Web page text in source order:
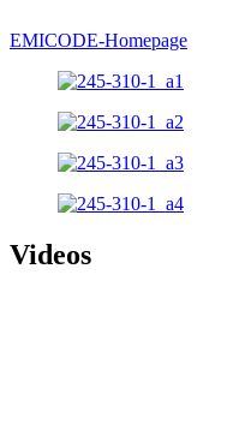
EMICODE-Homepage
Videos